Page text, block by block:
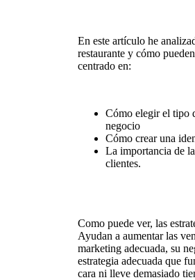
En este artículo he
restaurante y cómo
centrado en:
Cómo elegir el tipo
negocio
Cómo crear una
La importancia de
clientes.
Como puede ver, las
Ayudan a aumentar las
marketing adecuada, su
estrategia adecuada que
cara ni lleve demasiado